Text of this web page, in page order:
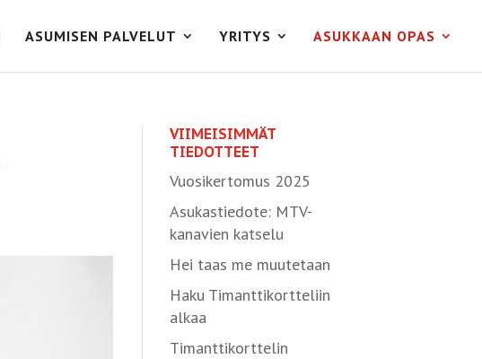
ASUMISEN PALVELUT YRITYS ASUKKAAN OPAS
VIIMEISIMMÄT
TIEDOTTEET
Vuosikertomus 2025
Asukastiedote: MTV-
kanavien katselu
Hei taas me muutetaan
Haku Timanttikortteliin
alkaa
Timanttikorttelin